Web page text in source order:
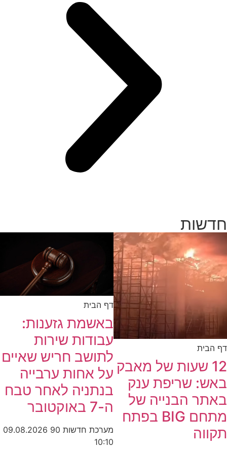
חדשות
דף הבית
12 שעות של מאבק
באש: שריפת ענק
באתר הבנייה של
מתחם BIG בפתח
תקווה
דף הבית
באשמת גזענות:
עבודות שירות
לתושב חריש שאיים
על אחות ערבייה
בנתניה לאחר טבח
ה-7 באוקטובר
מערכת חדשות 90
09.08.2026
10:10